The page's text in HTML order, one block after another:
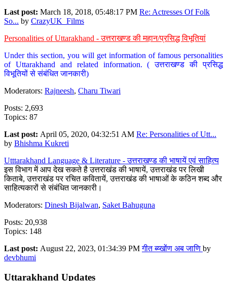
Last post: March 18, 2018, 05:48:17 PM Re: Actresses Of Folk
So... by CrazyUK_Films
Personalities of Uttarakhand - उत्तराखण्ड की महान/प्रसिद्ध विभूतियां
Under this section, you will get information of famous personalities
of Uttarakhand and related information. ( उत्तराखण्ड की प्रसिद्ध
विभूतियों से संबंधित जानकारी)
Moderators: Rajneesh, Charu Tiwari
Posts: 2,693
Topics: 87
Last post: April 05, 2020, 04:32:51 AM Re: Personalities of Utt...
by Bhishma Kukreti
Utttarakhand Language & Literature - उत्तराखण्ड की भाषायें एवं साहित्य
इस विभाग में आप देख सकते है उत्तराखंड की भाषायें, उत्तराखंड पर लिखी
किताबे, उत्तराखंड पर रचित कवितायें, उत्तराखंड की भाषाओं के कठिन शब्द और
साहित्यकारों से संबंधित जानकारी।
Moderators: Dinesh Bijalwan, Saket Bahuguna
Posts: 20,938
Topics: 148
Last post: August 22, 2023, 01:34:39 PMगीत ब्य्खोंण अब जाणि by
devbhumi
Uttarakhand Updates